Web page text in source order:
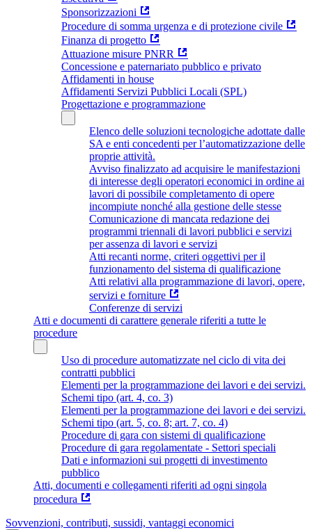
Sponsorizzazioni
Procedure di somma urgenza e di protezione civile
Finanza di progetto
Attuazione misure PNRR
Concessione e paternariato pubblico e privato
Affidamenti in house
Affidamenti Servizi Pubblici Locali (SPL)
Progettazione e programmazione
Elenco delle soluzioni tecnologiche adottate dalle
SA e enti concedenti per l’automatizzazione delle
proprie attività.
Avviso finalizzato ad acquisire le manifestazioni
di interesse degli operatori economici in ordine ai
lavori di possibile completamento di opere
incompiute nonché alla gestione delle stesse
Comunicazione di mancata redazione dei
programmi triennali di lavori pubblici e servizi
per assenza di lavori e servizi
Atti recanti norme, criteri oggettivi per il
funzionamento del sistema di qualificazione
Atti relativi alla programmazione di lavori, opere,
servizi e forniture
Conferenze di servizi
Atti e documenti di carattere generale riferiti a tutte le
procedure
Uso di procedure automatizzate nel ciclo di vita dei
contratti pubblici
Elementi per la programmazione dei lavori e dei servizi.
Schemi tipo (art. 4, co. 3)
Elementi per la programmazione dei lavori e dei servizi.
Schemi tipo (art. 5, co. 8; art. 7, co. 4)
Procedure di gara con sistemi di qualificazione
Procedure di gara regolamentate - Settori speciali
Dati e informazioni sui progetti di investimento
pubblico
Atti, documenti e collegamenti riferiti ad ogni singola
procedura
Sovvenzioni, contributi, sussidi, vantaggi economici